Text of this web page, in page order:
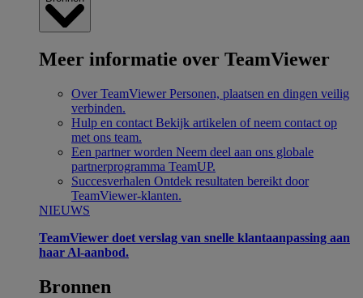
Meer informatie over TeamViewer
Over TeamViewer Personen, plaatsen en dingen veilig
verbinden.
Hulp en contact Bekijk artikelen of neem contact op
met ons team.
Een partner worden Neem deel aan ons globale
partnerprogramma TeamUP.
Succesverhalen Ontdek resultaten bereikt door
TeamViewer-klanten.
NIEUWS
TeamViewer doet verslag van snelle klantaanpassing aan
haar Al-aanbod.
Bronnen